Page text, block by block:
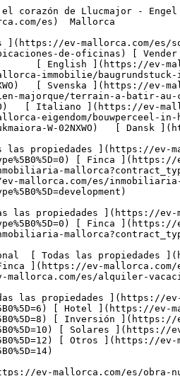
[ Italiano ](https://ev-mallorca.com/it/immobili-maiorca/terreno-edificabile-nel-cuore-di-llucmajor-W-02NXWO)   [ Dutch ](https://ev-mallorca.com/nl/mallorca-eigendom/bouwperceel-in-het-hart-van-llucmajor-W-02NXWO)   [ Русский ](https://ev-mallorca.com/ru/nedvizhimost-mayorka/ucastok-pod-zastroiku-v-samom-centre-llukmaiora-W-02NXWO)   [ Dansk ](https://ev-mallorca.com/da/mallorca-ejendom/forsteklasses-bygrund-i-llucmajor-W-02NXWO)   

  Comprar  [ Todas las propiedades ](https://ev-mallorca.com/es/inmobiliaria-mallorca?contract_type=0) [ Casa ](https://ev-mallorca.com/es/inmobiliaria-mallorca?contract_type=0&type%5B0%5D=0) [ Finca ](https://ev-mallorca.com/es/inmobiliaria-mallorca?contract_type=0&type%5B0%5D=1) [ Apartamento ](https://ev-mallorca.com/es/inmobiliaria-mallorca?contract_type=0&type%5B0%5D=2) [ Ático ](https://ev-mallorca.com/es/inmobiliaria-mallorca?contract_type=0&type%5B0%5D=5) [ Solares ](https://ev-mallorca.com/es/inmobiliaria-mallorca?contract_type=0&type%5B0%5D=3) [ Obra nueva ](https://ev-mallorca.com/es/inmobiliaria-mallorca?contract_type=0&type%5B0%5D=development) 

  Alquilar  [ Todas las propiedades ](https://ev-mallorca.com/es/inmobiliaria-mallorca?contract_type=1) [ Casa ](https://ev-mallorca.com/es/inmobiliaria-mallorca?contract_type=1&type%5B0%5D=0) [ Finca ](https://ev-mallorca.com/es/inmobiliaria-mallorca?contract_type=1&type%5B0%5D=1) [ Apartamento ](https://ev-mallorca.com/es/inmobiliaria-mallorca?contract_type=1&type%5B0%5D=2) [ Ático ](https://ev-mallorca.com/es/inmobiliaria-mallorca?contract_type=1&type%5B0%5D=5) 

  Alquiler Vacacional  [ Todas las propiedades ](https://ev-mallorca.com/es/alquiler-vacacional) [ Casa ](https://ev-mallorca.com/es/alquiler-vacacional?type%5B0%5D=0) [ Finca ](https://ev-mallorca.com/es/alquiler-vacacional?type%5B0%5D=1) [ Apartamento ](https://ev-